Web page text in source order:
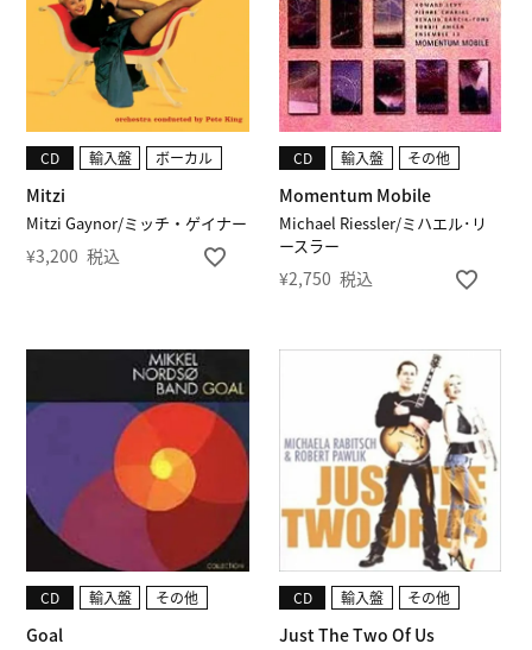
Mitzi Gaynor/ミッチ・ゲイナー
Mitzi
CD 輸入盤 ボーカル
¥3,200 税込
Michael Riessler/ミハエル･リ
ースラー
Momentum Mobile
CD 輸入盤 その他
¥2,750 税込
Goal
CD 輸入盤 その他
Just The Two Of Us
CD 輸入盤 その他